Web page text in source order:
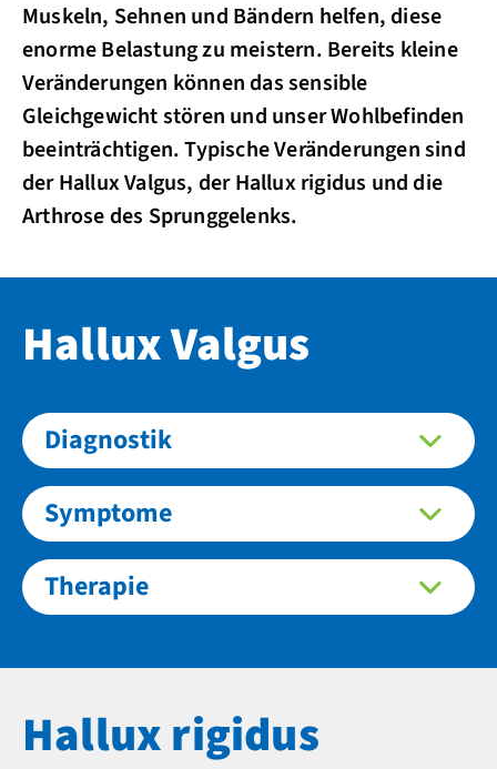
Muskeln, Sehnen und Bändern helfen, diese
enorme Belastung zu meistern. Bereits kleine
Veränderungen können das sensible
Gleichgewicht stören und unser Wohlbefinden
beeinträchtigen. Typische Veränderungen sind
der Hallux Valgus, der Hallux rigidus und die
Arthrose des Sprunggelenks.
Hallux Valgus
Diagnostik
Symptome
Therapie
Hallux rigidus